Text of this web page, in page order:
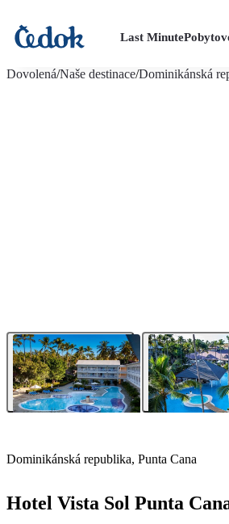
Last Minute
Dovolená/Naše destinace/Dominikánská
Dominikánská republika, Punta Cana
Hotel Vista Sol Punta